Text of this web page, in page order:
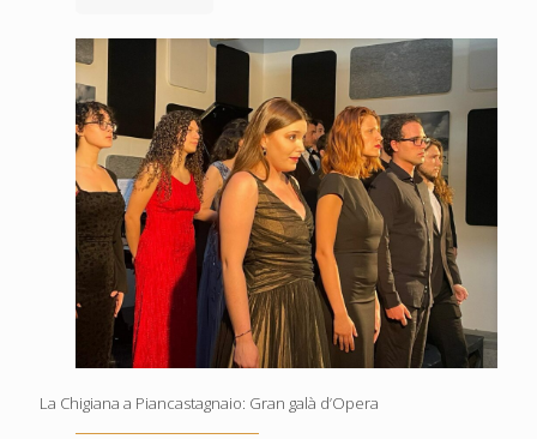
La Chigiana a Piancastagnaio: Gran galà d’Opera